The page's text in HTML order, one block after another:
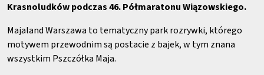
Krasnoludków podczas 46. Półmaratonu Wiązowskiego.
Majaland Warszawa to tematyczny park rozrywki, którego
motywem przewodnim są postacie z bajek, w tym znana
wszystkim Pszczółka Maja.